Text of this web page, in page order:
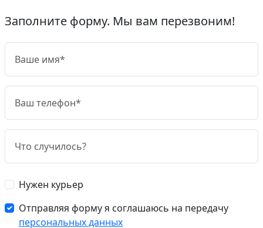
Заполните форму. Мы вам перезвоним!
Нужен курьер
Отправляя форму я соглашаюсь на передачу
персональных данных